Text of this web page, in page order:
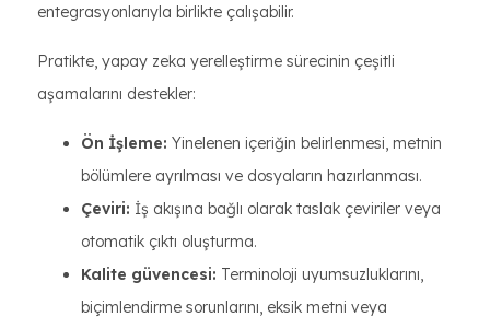
entegrasyonlarıyla birlikte çalışabilir.
Pratikte, yapay zeka yerelleştirme sürecinin çeşitli
aşamalarını destekler:
Ön İşleme: Yinelenen içeriğin belirlenmesi, metnin
bölümlere ayrılması ve dosyaların hazırlanması.
Çeviri: İş akışına bağlı olarak taslak çeviriler veya
otomatik çıktı oluşturma.
Kalite güvencesi: Terminoloji uyumsuzluklarını,
biçimlendirme sorunlarını, eksik metni veya